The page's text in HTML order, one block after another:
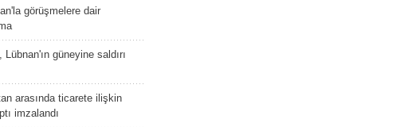
görüşmelere dair
güneyine saldırı
arasında ticarete ilişkin
imzalandı